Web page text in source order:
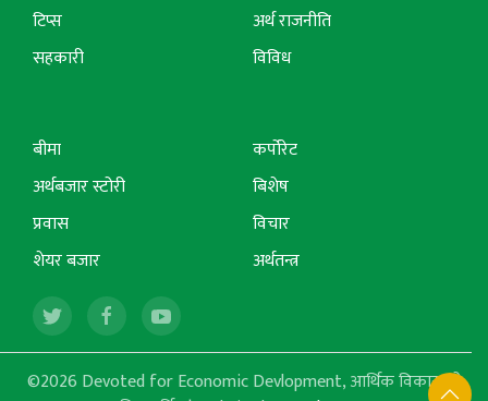
टिप्स
सहकारी
अर्थ राजनीति
विविध
बीमा
अर्थबजार स्टोरी
प्रवास
शेयर बजार
कर्पोरेट
बिशेष
विचार
अर्थतन्त्र
©2026 Devoted for Economic Devlopment, आर्थिक विकासको